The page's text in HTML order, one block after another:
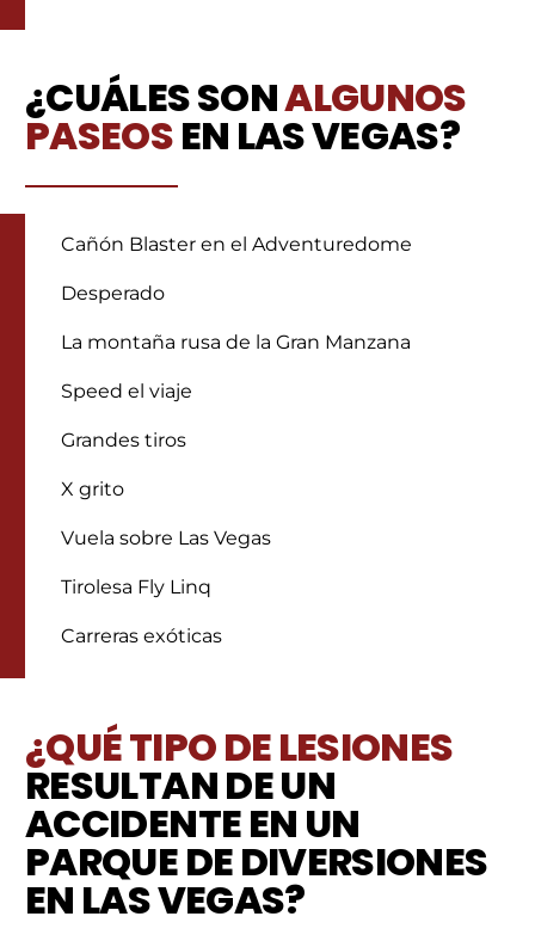
¿CUÁLES SONALGUNOS
PASEOSEN LAS VEGAS?
Cañón Blaster en el Adventuredome
Desperado
La montaña rusa de la Gran Manzana
Speed el viaje
Grandes tiros
X grito
Vuela sobre Las Vegas
Tirolesa Fly Linq
Carreras exóticas
¿QUÉ TIPO DE LESIONES
RESULTAN DE UN
ACCIDENTE EN UN
PARQUE DE DIVERSIONES
EN LAS VEGAS?